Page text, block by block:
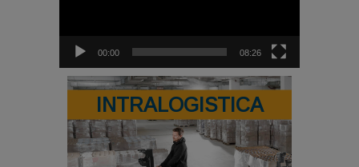
00:00 08:26
INTRALOGISTICA